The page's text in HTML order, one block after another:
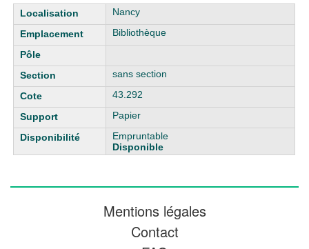
Liste des exemplaires
Nancy
Bibliothèque
sans section
43.292
Papier
Empruntable
Disponible
Mentions légales
Contact